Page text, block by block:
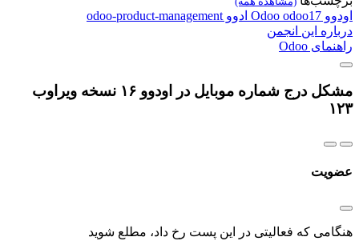
اودوو Odoo odoo17 ادوو odoo-product-management
درباره این انجمن
راهنمای Odoo
مشکل درج شماره موبایل در اودوو ۱۶ نسخه ویراوب
۱۲۳
عضویت
هنگامی که فعالیتی در این پست رخ داد، مطلع شوید